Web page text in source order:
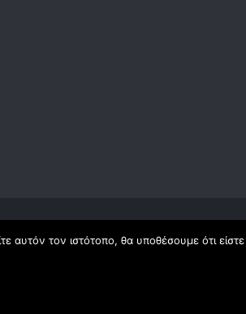
αυτόν τον ιστότοπο, θα υποθέσουμε ότι